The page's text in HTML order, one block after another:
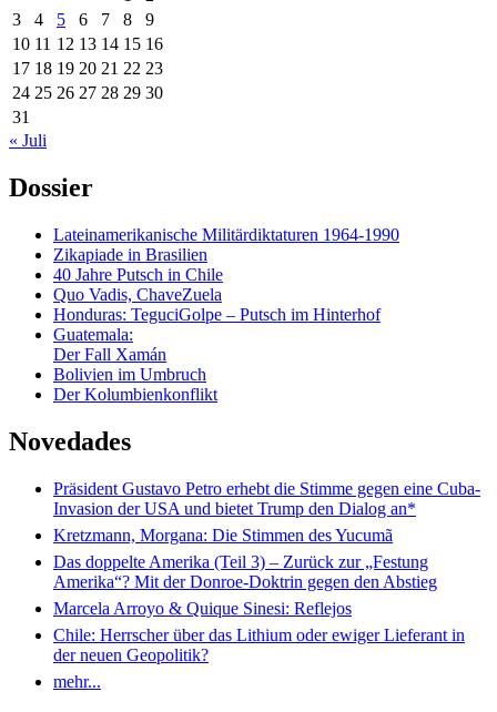
3
4 5 6 7 8
9
10 11 12 13 14 15 16
17 18 19 20 21 22 23
24 25 26 27 28 29 30
31
« Juli
Dossier
Lateinamerikanische Militärdiktaturen 1964-1990
Zikapiade in Brasilien
40 Jahre Putsch in Chile
Quo Vadis, ChaveZuela
Honduras: TeguciGolpe – Putsch im Hinterhof
Guatemala:
Der Fall Xamán
Bolivien im Umbruch
Der Kolumbienkonflikt
Novedades
Präsident Gustavo Petro erhebt die Stimme gegen eine Cuba-
Invasion der USA und bietet Trump den Dialog an*
Kretzmann, Morgana: Die Stimmen des Yucumã
Das doppelte Amerika (Teil 3) – Zurück zur „Festung
Amerika“? Mit der Donroe-Doktrin gegen den Abstieg
Marcela Arroyo & Quique Sinesi: Reflejos
Chile: Herrscher über das Lithium oder ewiger Lieferant in
der neuen Geopolitik?
mehr...